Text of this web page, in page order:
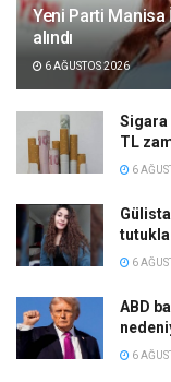
Yeni Parti Manisa
alındı
6 AĞUSTOS 2026
Sigara
TL
6
6
ABD
6